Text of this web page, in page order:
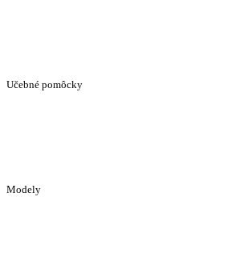
Učebné pomôcky
Modely